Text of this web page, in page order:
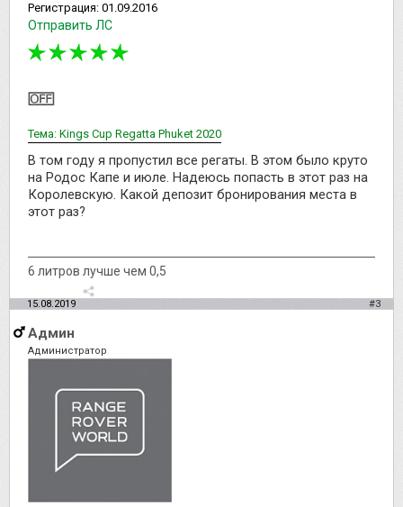
Регистрация: 01.09.2016
Отправить ЛС
Тема: Kings Cup Regatta Phuket 2020
В том году я пропустил все регаты. В этом было круто
на Родос Капе и июле. Надеюсь попасть в этот раз на
Королевскую. Какой депозит бронирования места в
этот раз?
6 литров лучше чем 0,5
15.08.2019 #3
Админ
Администратор